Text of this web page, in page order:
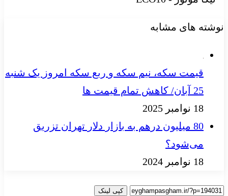
نوشته های مشابه
قیمت سکه، نیم سکه و ربع سکه امروز یک شنبه
25 آبان/ کاهش تمام قیمت ها
18 نوامبر 2025
80 میلیون درهم به بازار دلار تهران تزریق
می‌شود؟
18 نوامبر 2024
کپی لینک